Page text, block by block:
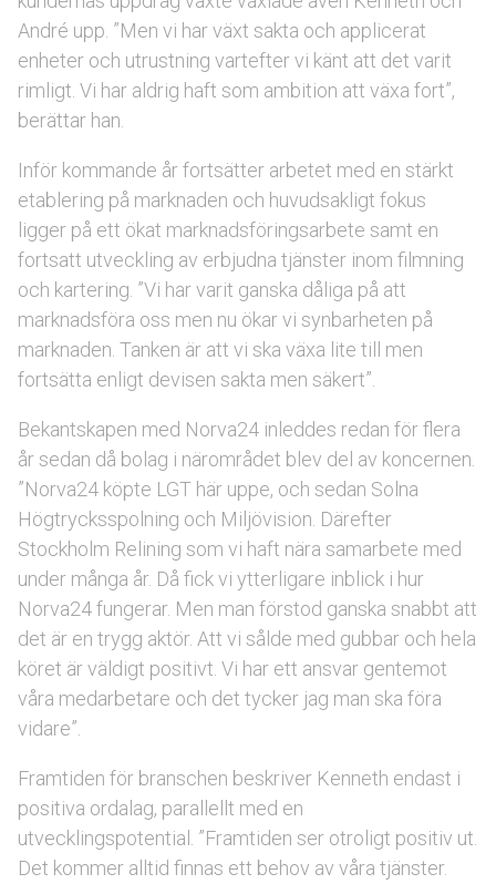
André upp. ”Men vi har växt sakta och applicerat
enheter och utrustning vartefter vi känt att det varit
rimligt. Vi har aldrig haft som ambition att växa fort”,
berättar han.
Inför kommande år fortsätter arbetet med en stärkt
etablering på marknaden och huvudsakligt fokus
ligger på ett ökat marknadsföringsarbete samt en
fortsatt utveckling av erbjudna tjänster inom filmning
och kartering. ”Vi har varit ganska dåliga på att
marknadsföra oss men nu ökar vi synbarheten på
marknaden. Tanken är att vi ska växa lite till men
fortsätta enligt devisen sakta men säkert”.
Bekantskapen med Norva24 inleddes redan för flera
år sedan då bolag i närområdet blev del av koncernen.
”Norva24 köpte LGT här uppe, och sedan Solna
Högtrycksspolning och Miljövision. Därefter
Stockholm Relining som vi haft nära samarbete med
under många år. Då fick vi ytterligare inblick i hur
Norva24 fungerar. Men man förstod ganska snabbt att
det är en trygg aktör. Att vi sålde med gubbar och hela
köret är väldigt positivt. Vi har ett ansvar gentemot
våra medarbetare och det tycker jag man ska föra
vidare”.
Framtiden för branschen beskriver Kenneth endast i
positiva ordalag, parallellt med en
utvecklingspotential. ”Framtiden ser otroligt positiv ut.
Det kommer alltid finnas ett behov av våra tjänster.